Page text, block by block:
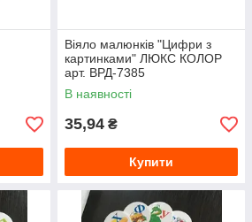
Віяло малюнків "Цифри з
картинками" ЛЮКС КОЛОР
арт. ВРД-7385
В наявності
35,94 ₴
Купити